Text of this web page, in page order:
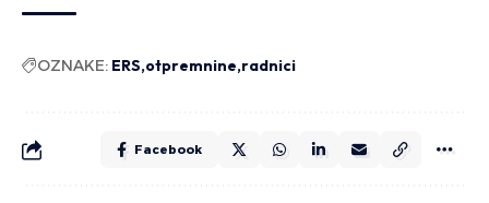
OZNAKE: ERS otpremnine radnici
Facebook